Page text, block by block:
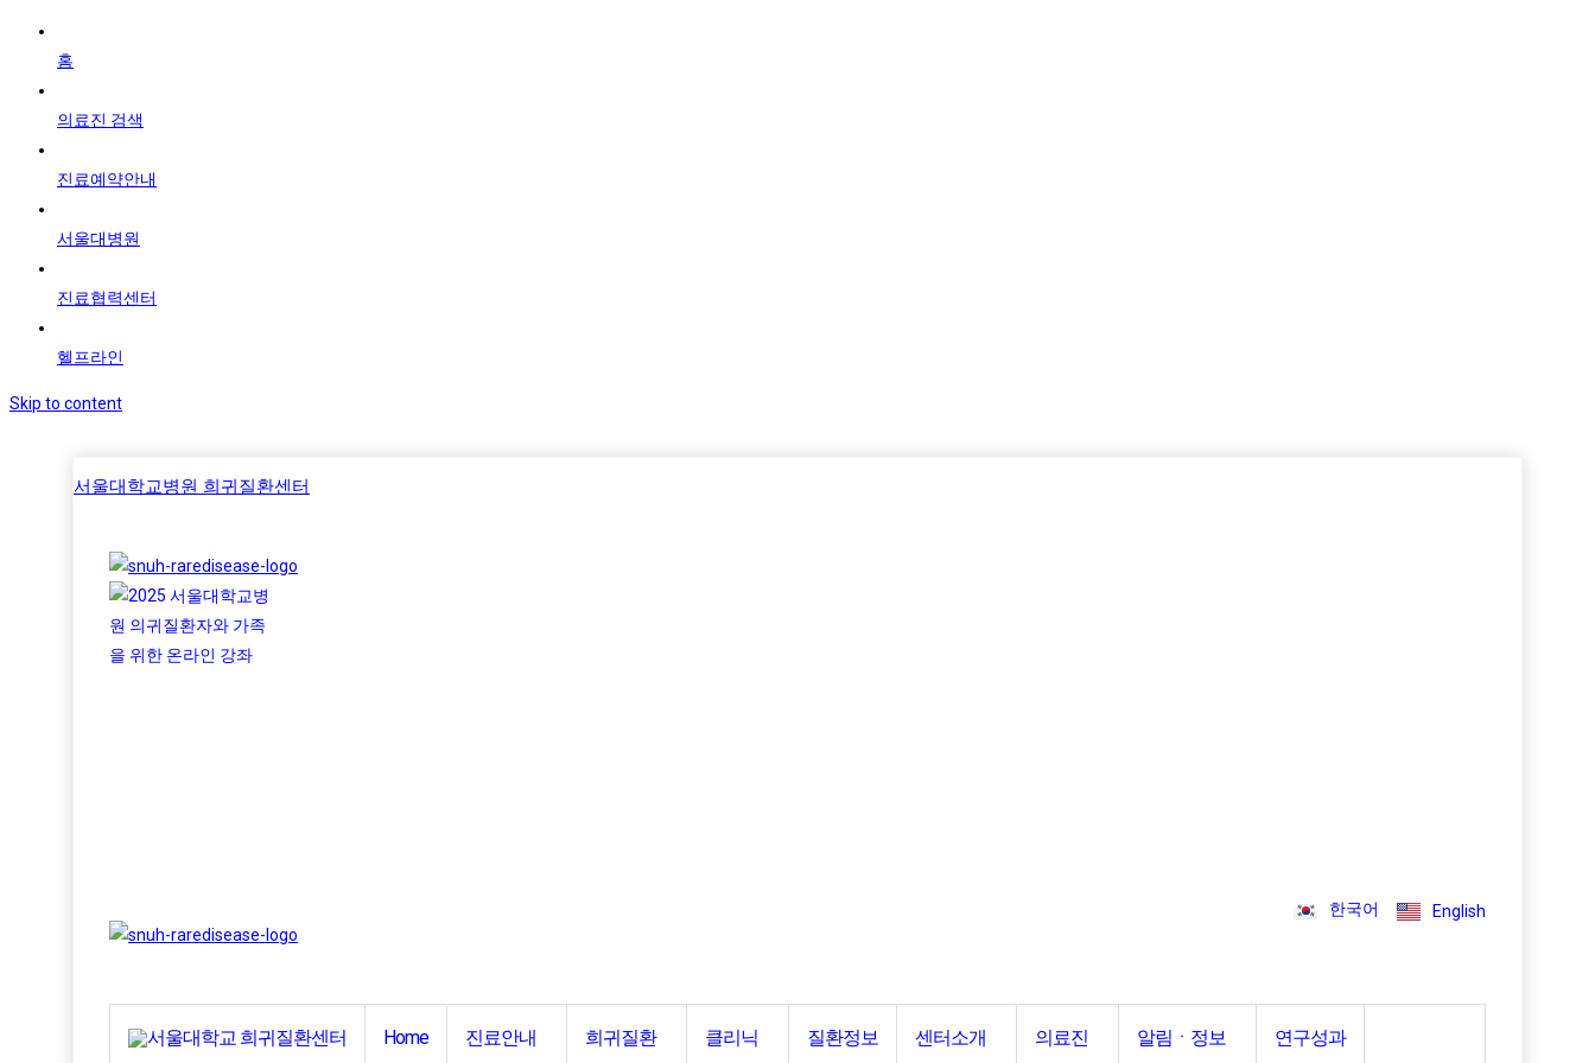
홈
의료진 검색
진료예약안내
서울대병원
진료협력센터
헬프라인
Skip to content
서울대학교병원 희귀질환센터
한국어 English
Home 진료안내 희귀질환 클리닉 질환정보 센터소개 의료진 알림ㆍ정보 연구성과